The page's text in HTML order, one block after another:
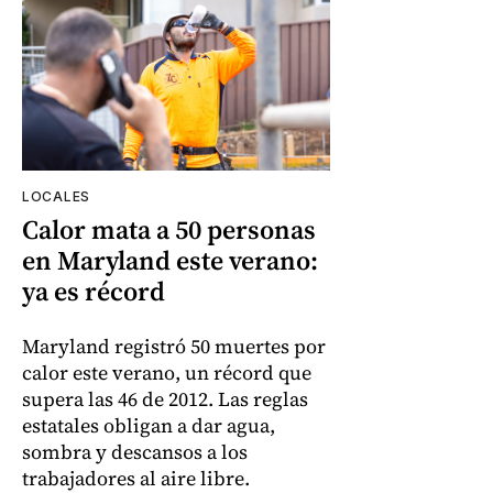
LOCALES
Calor mata a 50 personas
en Maryland este verano:
ya es récord
Maryland registró 50 muertes por
calor este verano, un récord que
supera las 46 de 2012. Las reglas
estatales obligan a dar agua,
sombra y descansos a los
trabajadores al aire libre.